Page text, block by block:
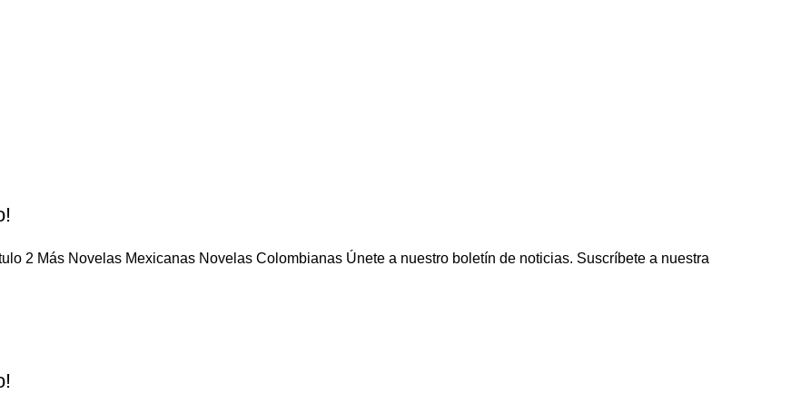
2 Más Novelas Mexicanas Novelas Colombianas Únete a nuestro boletín de noticias. Suscríbete a nuestra